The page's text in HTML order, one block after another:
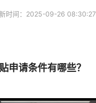
时间：2025-09-26 08:30:27
申请条件有哪些？